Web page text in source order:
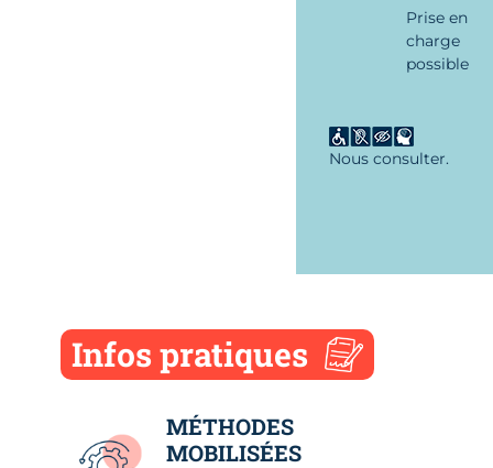
Prise en
charge
possible
Nous consulter.
Infos pratiques
MÉTHODES
MOBILISÉES